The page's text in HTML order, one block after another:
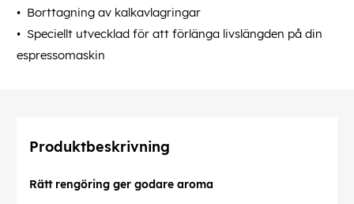
Borttagning av kalkavlagringar
Speciellt utvecklad för att förlänga livslängden på din
espressomaskin
Produktbeskrivning
Rätt rengöring ger godare aroma